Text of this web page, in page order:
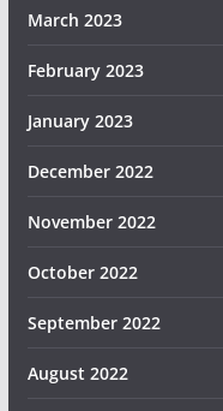
March 2023
February 2023
January 2023
December 2022
November 2022
October 2022
September 2022
August 2022